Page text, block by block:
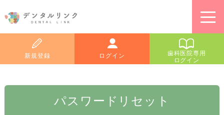
新規登録 ログイン
歯科医院専用
ログイン
トップページ ＞ パスワードリセット
パスワードリセット